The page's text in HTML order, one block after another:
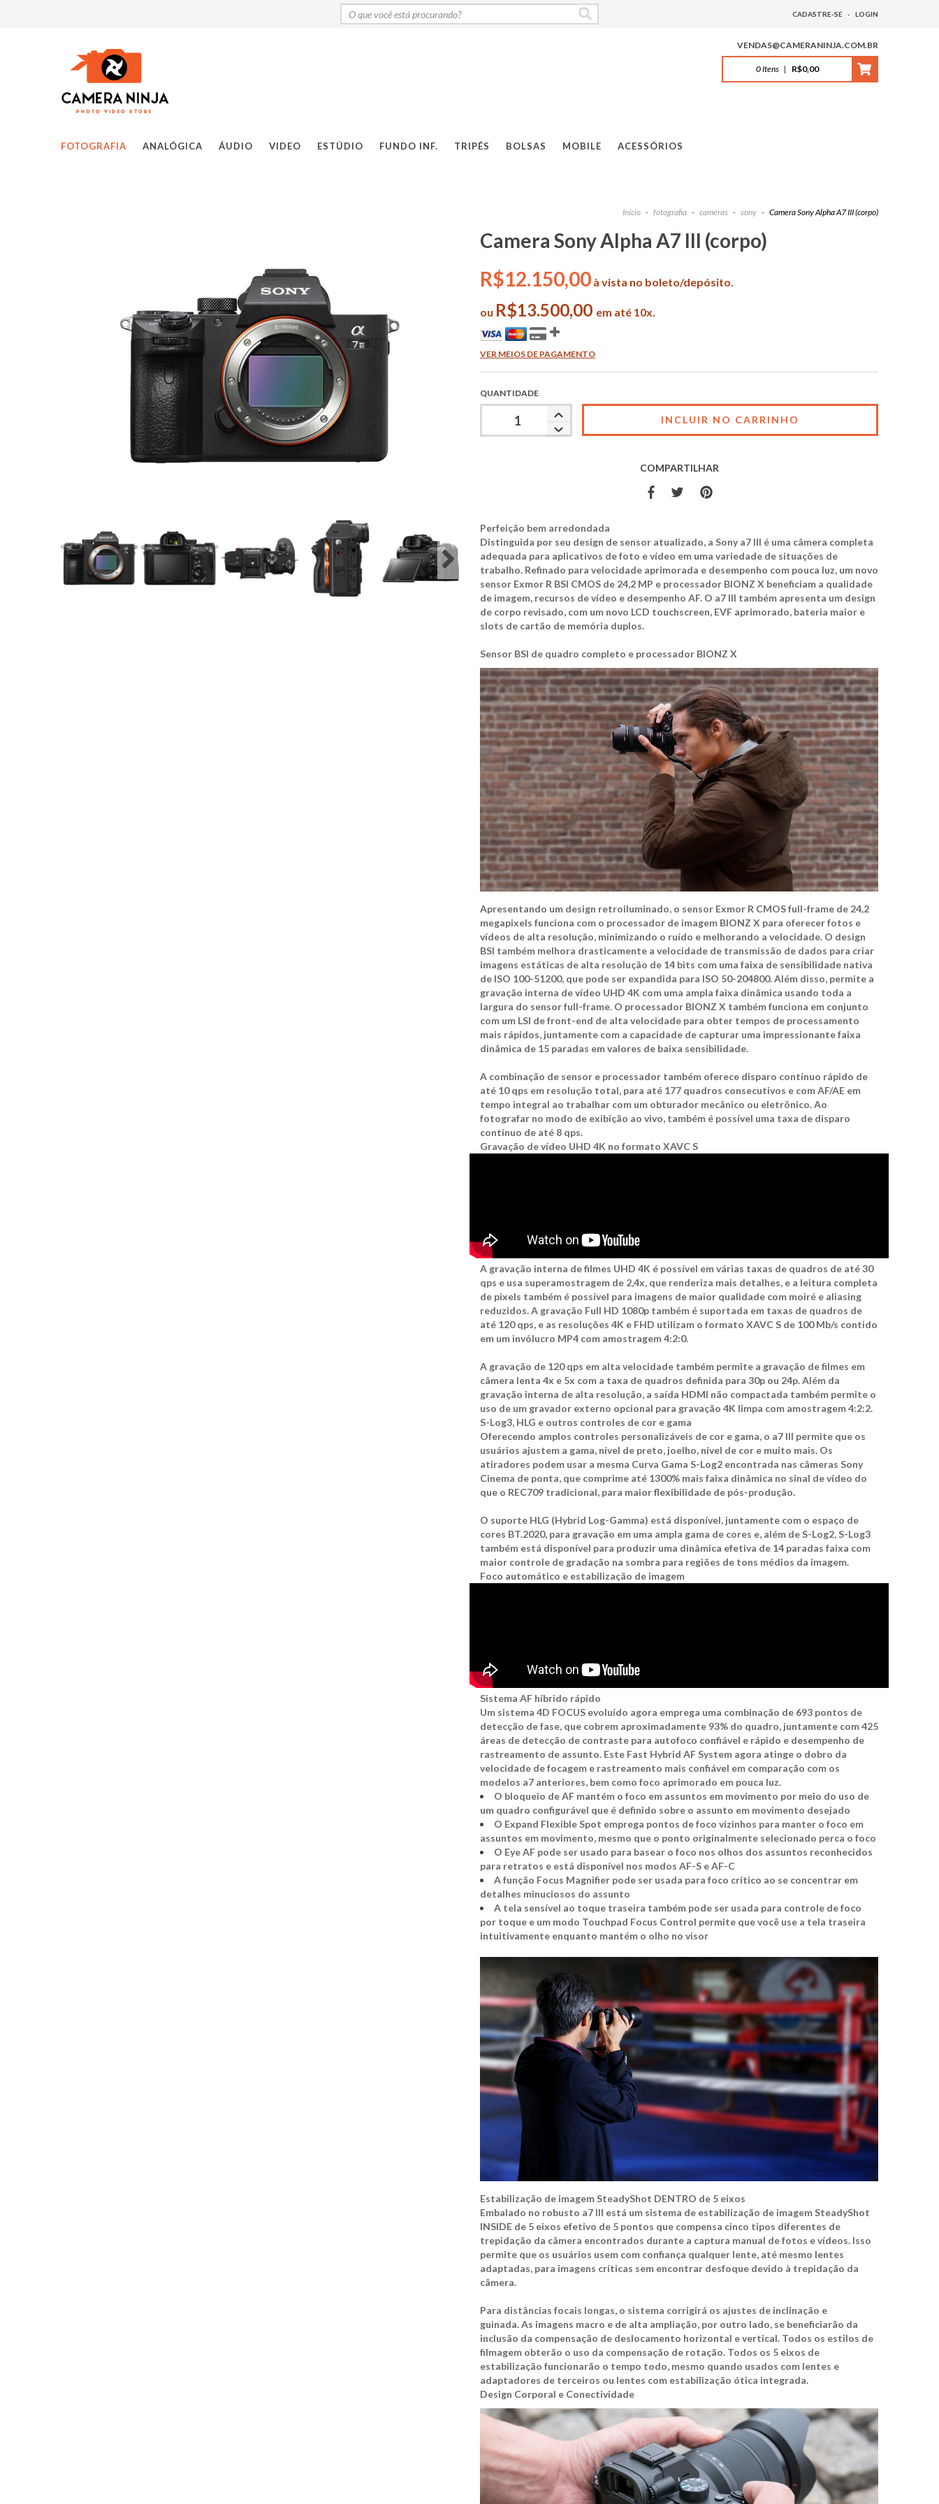
CADASTRE-SE - LOGIN
VENDAS@CAMERANINJA.COM.BR
0Itens | R$0,00
FOTOGRAFIA ANALÓGICA ÁUDIO VIDEO ESTÚDIO FUNDO INF. TRIPÉS BOLSAS MOBILE ACESSÓRIOS
Início - fotografia - cameras - sony - Camera Sony Alpha A7 III (corpo)
Camera Sony Alpha A7 III (corpo)
R$12.150,00 à vista no boleto/depósito.
ou R$13.500,00 em até 10x.
VER MEIOS DE PAGAMENTO
QUANTIDADE
COMPARTILHAR
Perfeição bem arredondada
Distinguida por seu design de sensor atualizado, a Sony a7 III é uma câmera completa
adequada para aplicativos de foto e vídeo em uma variedade de situações de
trabalho. Refinado para velocidade aprimorada e desempenho com pouca luz, um novo
sensor Exmor R BSI CMOS de 24,2 MP e processador BIONZ X beneficiam a qualidade
de imagem, recursos de vídeo e desempenho AF. O a7 III também apresenta um design
de corpo revisado, com um novo LCD touchscreen, EVF aprimorado, bateria maior e
slots de cartão de memória duplos.
Sensor BSI de quadro completo e processador BIONZ X
Apresentando um design retroiluminado, o sensor Exmor R CMOS full-frame de 24,2
megapixels funciona com o processador de imagem BIONZ X para oferecer fotos e
vídeos de alta resolução, minimizando o ruído e melhorando a velocidade. O design
BSI também melhora drasticamente a velocidade de transmissão de dados para criar
imagens estáticas de alta resolução de 14 bits com uma faixa de sensibilidade nativa
de ISO 100-51200, que pode ser expandida para ISO 50-204800. Além disso, permite a
gravação interna de vídeo UHD 4K com uma ampla faixa dinâmica usando toda a
largura do sensor full-frame. O processador BIONZ X também funciona em conjunto
com um LSI de front-end de alta velocidade para obter tempos de processamento
mais rápidos, juntamente com a capacidade de capturar uma impressionante faixa
dinâmica de 15 paradas em valores de baixa sensibilidade.
A combinação de sensor e processador também oferece disparo contínuo rápido de
até 10 qps em resolução total, para até 177 quadros consecutivos e com AF/AE em
tempo integral ao trabalhar com um obturador mecânico ou eletrônico. Ao
fotografar no modo de exibição ao vivo, também é possível uma taxa de disparo
contínuo de até 8 qps.
Gravação de vídeo UHD 4K no formato XAVC S
A gravação interna de filmes UHD 4K é possível em várias taxas de quadros de até 30
qps e usa superamostragem de 2,4x, que renderiza mais detalhes, e a leitura completa
de pixels também é possível para imagens de maior qualidade com moiré e aliasing
reduzidos. A gravação Full HD 1080p também é suportada em taxas de quadros de
até 120 qps, e as resoluções 4K e FHD utilizam o formato XAVC S de 100 Mb/s contido
em um invólucro MP4 com amostragem 4:2:0.
A gravação de 120 qps em alta velocidade também permite a gravação de filmes em
câmera lenta 4x e 5x com a taxa de quadros definida para 30p ou 24p. Além da
gravação interna de alta resolução, a saída HDMI não compactada também permite o
uso de um gravador externo opcional para gravação 4K limpa com amostragem 4:2:2.
S-Log3, HLG e outros controles de cor e gama
Oferecendo amplos controles personalizáveis ​​de cor e gama, o a7 III permite que os
usuários ajustem a gama, nível de preto, joelho, nível de cor e muito mais. Os
atiradores podem usar a mesma Curva Gama S-Log2 encontrada nas câmeras Sony
Cinema de ponta, que comprime até 1300% mais faixa dinâmica no sinal de vídeo do
que o REC709 tradicional, para maior flexibilidade de pós-produção.
O suporte HLG (Hybrid Log-Gamma) está disponível, juntamente com o espaço de
cores BT.2020, para gravação em uma ampla gama de cores e, além de S-Log2, S-Log3
também está disponível para produzir uma dinâmica efetiva de 14 paradas faixa com
maior controle de gradação na sombra para regiões de tons médios da imagem.
Foco automático e estabilização de imagem
Sistema AF híbrido rápido
Um sistema 4D FOCUS evoluído agora emprega uma combinação de 693 pontos de
detecção de fase, que cobrem aproximadamente 93% do quadro, juntamente com 425
áreas de detecção de contraste para autofoco confiável e rápido e desempenho de
rastreamento de assunto. Este Fast Hybrid AF System agora atinge o dobro da
velocidade de focagem e rastreamento mais confiável em comparação com os
modelos a7 anteriores, bem como foco aprimorado em pouca luz.
O bloqueio de AF mantém o foco em assuntos em movimento por meio do uso de
um quadro configurável que é definido sobre o assunto em movimento desejado
O Expand Flexible Spot emprega pontos de foco vizinhos para manter o foco em
assuntos em movimento, mesmo que o ponto originalmente selecionado perca o foco
O Eye AF pode ser usado para basear o foco nos olhos dos assuntos reconhecidos
para retratos e está disponível nos modos AF-S e AF-C
A função Focus Magnifier pode ser usada para foco crítico ao se concentrar em
detalhes minuciosos do assunto
A tela sensível ao toque traseira também pode ser usada para controle de foco
por toque e um modo Touchpad Focus Control permite que você use a tela traseira
intuitivamente enquanto mantém o olho no visor
Estabilização de imagem SteadyShot DENTRO de 5 eixos
Embalado no robusto a7 III está um sistema de estabilização de imagem SteadyShot
INSIDE de 5 eixos efetivo de 5 pontos que compensa cinco tipos diferentes de
trepidação da câmera encontrados durante a captura manual de fotos e vídeos. Isso
permite que os usuários usem com confiança qualquer lente, até mesmo lentes
adaptadas, para imagens críticas sem encontrar desfoque devido à trepidação da
câmera.
Para distâncias focais longas, o sistema corrigirá os ajustes de inclinação e
guinada. As imagens macro e de alta ampliação, por outro lado, se beneficiarão da
inclusão da compensação de deslocamento horizontal e vertical. Todos os estilos de
filmagem obterão o uso da compensação de rotação. Todos os 5 eixos de
estabilização funcionarão o tempo todo, mesmo quando usados ​​com lentes e
adaptadores de terceiros ou lentes com estabilização ótica integrada.
Design Corporal e Conectividade